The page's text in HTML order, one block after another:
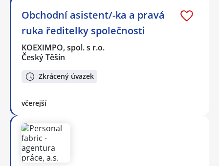
Obchodní asistent/-ka a pravá
ruka ředitelky společnosti
KOEXIMPO, spol. s r.o.
Český Těšín
Zkrácený úvazek
včerejší